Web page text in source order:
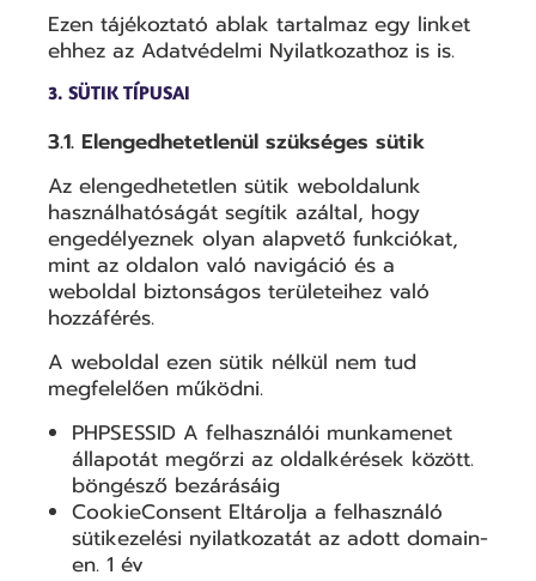
Ezen tájékoztató ablak tartalmaz egy linket
ehhez az Adatvédelmi Nyilatkozathoz is is.
3. SÜTIK TÍPUSAI
3.1. Elengedhetetlenül szükséges sütik
Az elengedhetetlen sütik weboldalunk
használhatóságát segítik azáltal, hogy
engedélyeznek olyan alapvető funkciókat,
mint az oldalon való navigáció és a
weboldal biztonságos területeihez való
hozzáférés.
A weboldal ezen sütik nélkül nem tud
megfelelően működni.
PHPSESSID A felhasználói munkamenet
állapotát megőrzi az oldalkérések között.
böngésző bezárásáig
CookieConsent Eltárolja a felhasználó
sütikezelési nyilatkozatát az adott domain-
en. 1 év